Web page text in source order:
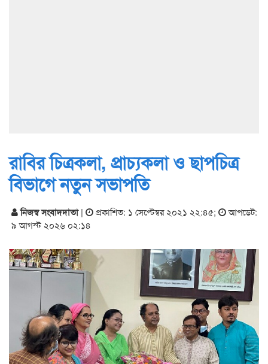
রাবির চিত্রকলা, প্রাচ্যকলা ও ছাপচিত্র
বিভাগে নতুন সভাপতি
নিজস্ব সংবাদদাতা| প্রকাশিত: ১ সেপ্টেম্বর ২০২১ ২২:৪৫;
আপডেট:
৯ আগস্ট ২০২৬ ০২:১৪